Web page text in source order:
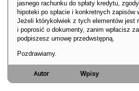
jasnego rachunku do spłaty kredytu,
hipoteki po spłacie i konkretnych zapisów
Jeżeli którykolwiek z tych elementów jest
i poprosić o dokumenty, zanim wpłacisz
podpiszesz umowę przedwstępną.
Pozdrawiamy.
Autor Wpisy